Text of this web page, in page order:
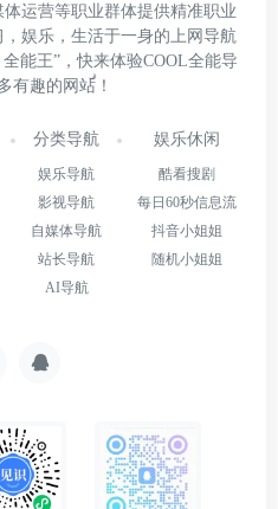
运营等职业群体提供精准职业
娱乐，生活于一身的上网导航
能王”，快来体验COOL全能导
有趣的网站！
分类导航
娱乐导航
影视导航
自媒体导航
站长导航
AI导航
娱乐休闲
酷看搜剧
每日60秒信息流
抖音小姐姐
随机小姐姐